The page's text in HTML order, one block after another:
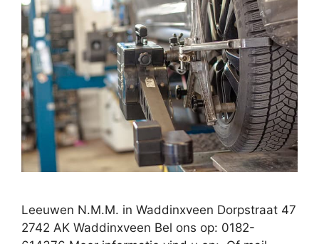
Leeuwen N.M.M. in Waddinxveen Dorpstraat 47
2742 AK Waddinxveen Bel ons op: 0182-